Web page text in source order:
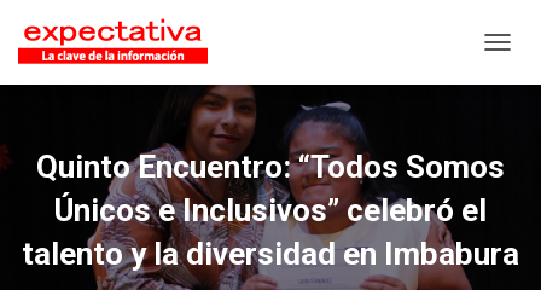
Quinto Encuentro: “Todos Somos
Únicos e Inclusivos” celebró el
talento y la diversidad en Imbabura